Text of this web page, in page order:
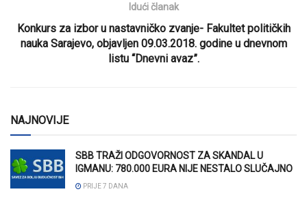
Idući članak
Konkurs za izbor u nastavničko zvanje- Fakultet političkih
nauka Sarajevo, objavljen 09.03.2018. godine u dnevnom
listu “Dnevni avaz”.
NAJNOVIJE
SBB TRAŽI ODGOVORNOST ZA SKANDAL U
IGMANU: 780.000 EURA NIJE NESTALO SLUČAJNO
PRIJE 7 DANA